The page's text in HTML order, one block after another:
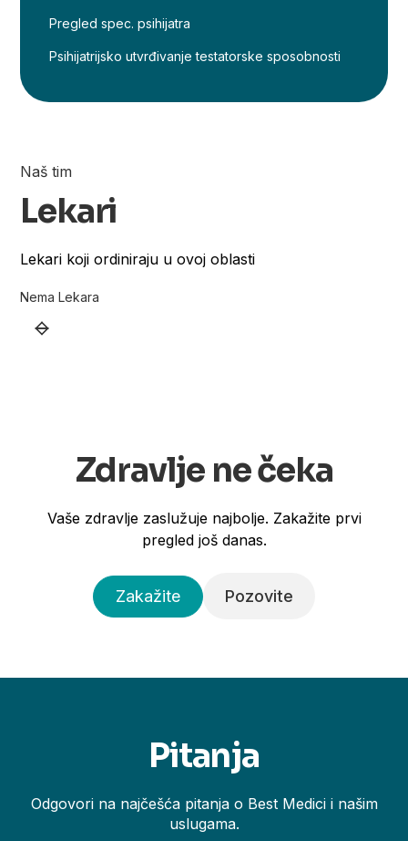
Pregled spec. psihijatra
Psihijatrijsko utvrđivanje testatorske sposobnosti
Naš tim
Lekari
Lekari koji ordiniraju u ovoj oblasti
Nema Lekara
Zdravlje ne čeka
Vaše zdravlje zaslužuje najbolje. Zakažite prvi
pregled još danas.
Zakažite Pozovite
Pitanja
Odgovori na najčešća pitanja o Best Medici i našim
uslugama.